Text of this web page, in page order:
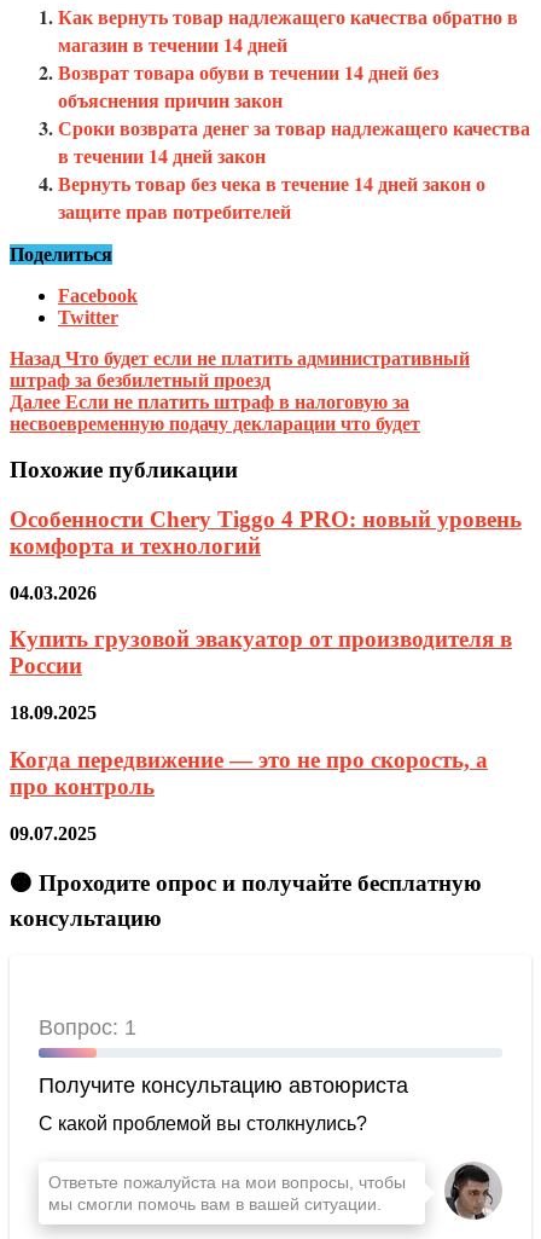
Как вернуть товар надлежащего качества обратно в
магазин в течении 14 дней
Возврат товара обуви в течении 14 дней без
объяснения причин закон
Сроки возврата денег за товар надлежащего качества
в течении 14 дней закон
Вернуть товар без чека в течение 14 дней закон о
защите прав потребителей
Поделиться
Facebook
Twitter
Назад Что будет если не платить административный
штраф за безбилетный проезд
Далее Если не платить штраф в налоговую за
несвоевременную подачу декларации что будет
Похожие публикации
Особенности Chery Tiggo 4 PRO: новый уровень
комфорта и технологий
04.03.2026
Купить грузовой эвакуатор от производителя в
России
18.09.2025
Когда передвижение — это не про скорость, а
про контроль
09.07.2025
🟠 Проходите опрос и получайте бесплатную
консультацию